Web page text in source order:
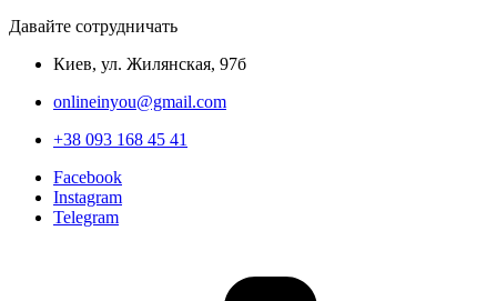
Давайте сотрудничать
Киев, ул. Жилянская, 97б
onlineinyou@gmail.com
+38 093 168 45 41
Facebook
Instagram
Telegram